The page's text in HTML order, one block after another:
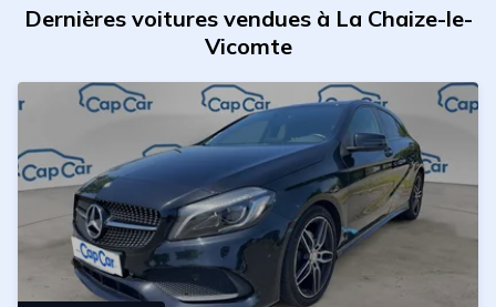
Dernières voitures vendues à La Chaize-le-
Vicomte